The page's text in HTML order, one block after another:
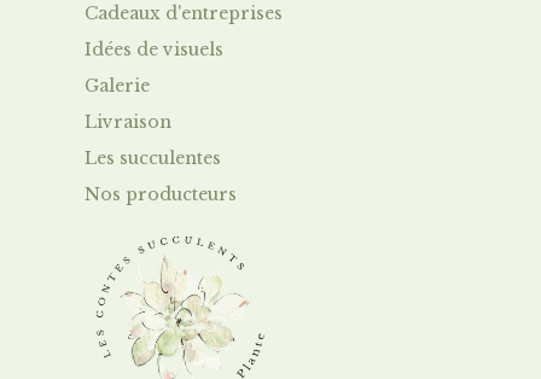
Cadeaux d'entreprises
Idées de visuels
Galerie
Livraison
Les succulentes
Nos producteurs